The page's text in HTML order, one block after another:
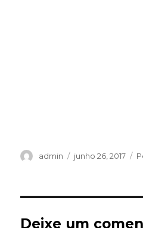
Autor
admin
Publicado
junho 26, 2017
Deixe um